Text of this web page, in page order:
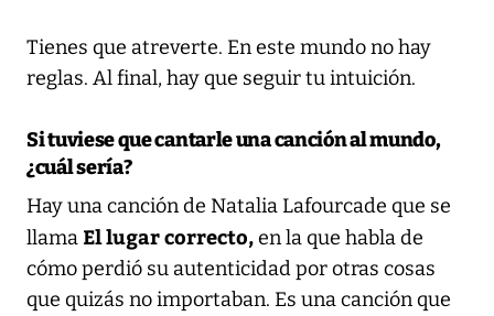
Tienes que atreverte. En este mundo no hay
reglas. Al final, hay que seguir tu intuición.
Si tuviese que cantarle una canción al mundo,
¿cuál sería?
Hay una canción de Natalia Lafourcade que se
llama El lugar correcto,en la que habla de
cómo perdió su autenticidad por otras cosas
que quizás no importaban. Es una canción que